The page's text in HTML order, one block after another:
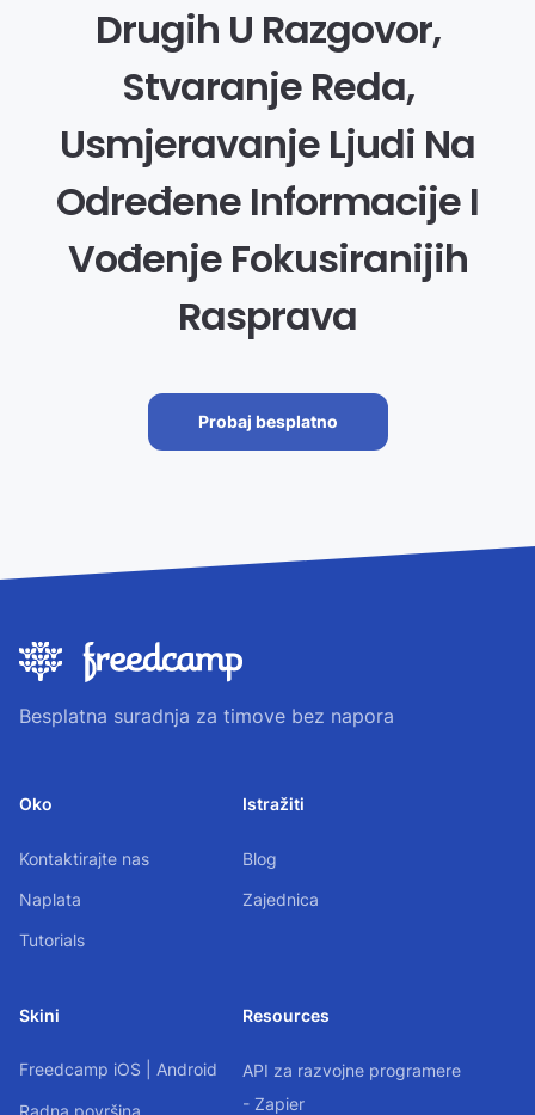
Drugih U Razgovor,
Stvaranje Reda,
Usmjeravanje Ljudi Na
Određene Informacije I
Vođenje Fokusiranijih
Rasprava
Probaj besplatno
Besplatna suradnja za timove bez napora
Oko
Kontaktirajte nas
Naplata
Tutorials
Istražiti
Blog
Zajednica
Skini
Freedcamp iOS Android
Radna površina
Resources
API za razvojne programere
- Zapier